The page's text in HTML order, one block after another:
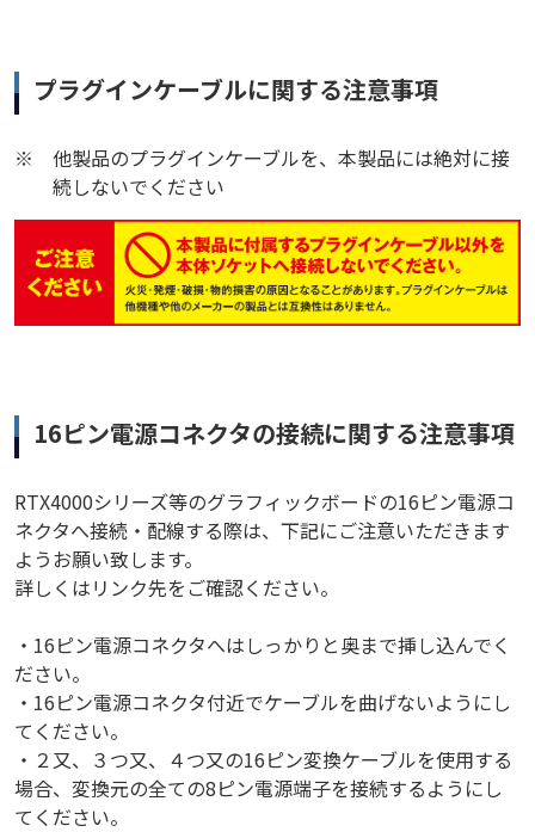
プラグインケーブルに関する注意事項
※
他製品のプラグインケーブルを、本製品には絶対に接
続しないでください
16ピン電源コネクタの接続に関する注意事項
RTX4000シリーズ等のグラフィックボードの16ピン電源コ
ネクタへ接続・配線する際は、下記にご注意いただきます
ようお願い致します。
詳しくはリンク先をご確認ください。
・16ピン電源コネクタへはしっかりと奥まで挿し込んでく
ださい。
・16ピン電源コネクタ付近でケーブルを曲げないようにし
てください。
・２又、３つ又、４つ又の16ピン変換ケーブルを使用する
場合、変換元の全ての8ピン電源端子を接続するようにし
てください。